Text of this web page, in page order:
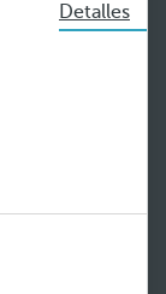
Detalles